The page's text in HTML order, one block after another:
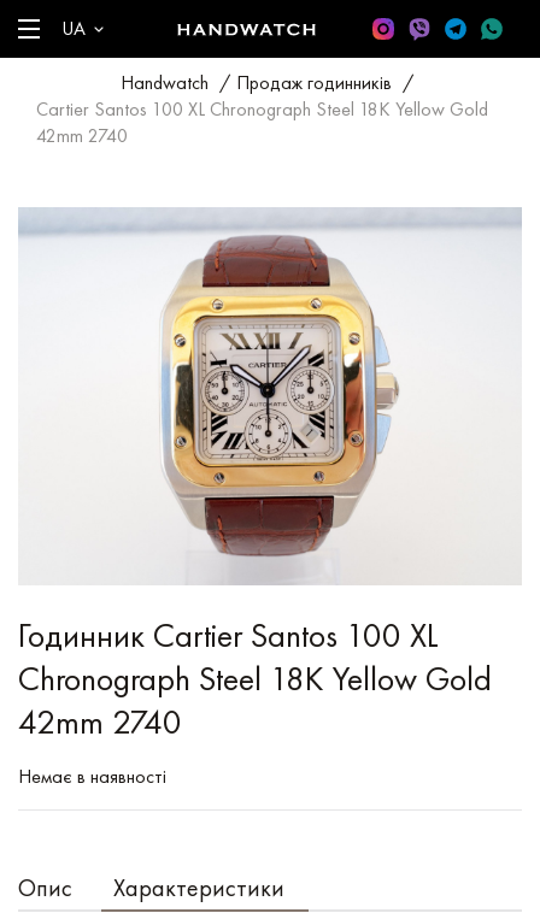
UA
Handwatch / Продаж годинників /
Cartier Santos 100 XL Chronograph Steel 18K Yellow Gold
42mm 2740
Годинник Cartier Santos 100 XL
Chronograph Steel 18K Yellow Gold
42mm 2740
Немає в наявності
Опис Характеристики